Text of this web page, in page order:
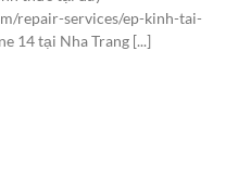
repair-services/ep-kinh-tai-
14 tại Nha Trang [...]